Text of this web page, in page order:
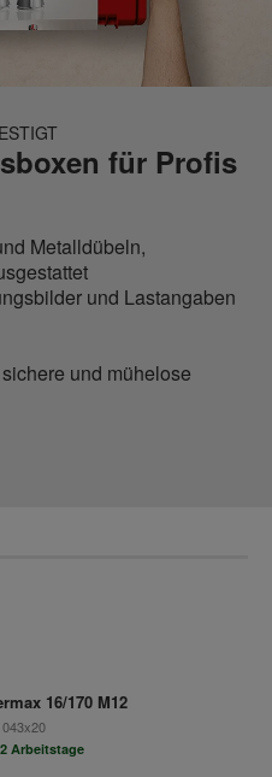
für Profis
Metalldübeln,
und Lastangaben
und mühelose
16/170 M12
Arbeitstage